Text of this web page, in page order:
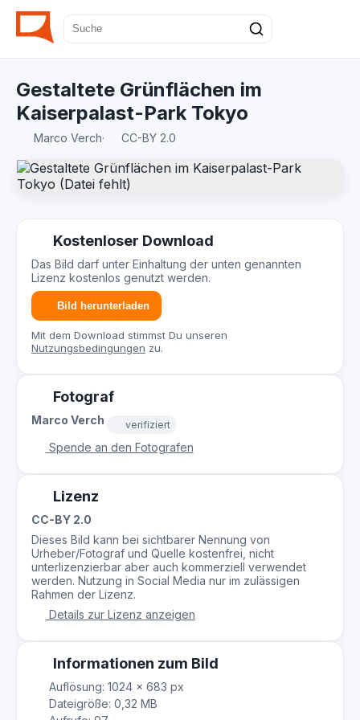
Gestaltete Grünflächen im
Kaiserpalast-Park Tokyo
Marco Verch· CC-BY 2.0
Kostenloser Download
Das Bild darf unter Einhaltung der unten genannten
Lizenz kostenlos genutzt werden.
Bild herunterladen
Mit dem Download stimmst Du unseren
Nutzungsbedingungen zu.
Fotograf
Marco Verch verifiziert
Spende an den Fotografen
Lizenz
CC-BY 2.0
Dieses Bild kann bei sichtbarer Nennung von
Urheber/Fotograf und Quelle kostenfrei, nicht
unterlizenzierbar aber auch kommerziell verwendet
werden. Nutzung in Social Media nur im zulässigen
Rahmen der Lizenz.
Details zur Lizenz anzeigen
Informationen zum Bild
Auflösung: 1024 × 683 px
Dateigröße: 0,32 MB